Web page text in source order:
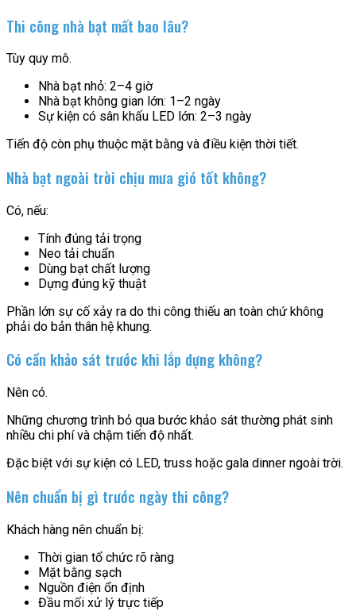
Thi công nhà bạt mất bao lâu?
Tùy quy mô.
Nhà bạt nhỏ: 2–4 giờ
Nhà bạt không gian lớn: 1–2 ngày
Sự kiện có sân khấu LED lớn: 2–3 ngày
Tiến độ còn phụ thuộc mặt bằng và điều kiện thời tiết.
Nhà bạt ngoài trời chịu mưa gió tốt không?
Có, nếu:
Tính đúng tải trọng
Neo tải chuẩn
Dùng bạt chất lượng
Dựng đúng kỹ thuật
Phần lớn sự cố xảy ra do thi công thiếu an toàn chứ không
phải do bản thân hệ khung.
Có cần khảo sát trước khi lắp dựng không?
Nên có.
Những chương trình bỏ qua bước khảo sát thường phát sinh
nhiều chi phí và chậm tiến độ nhất.
Đặc biệt với sự kiện có LED, truss hoặc gala dinner ngoài trời.
Nên chuẩn bị gì trước ngày thi công?
Khách hàng nên chuẩn bị:
Thời gian tổ chức rõ ràng
Mặt bằng sạch
Nguồn điện ổn định
Đầu mối xử lý trực tiếp